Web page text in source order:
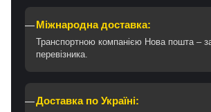
Міжнародна доставка:
Транспортною компанією Нова пошта –
перевізника.
Доставка по Україні: